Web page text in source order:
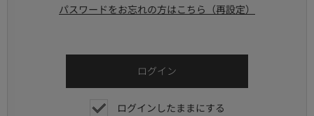
パスワードをお忘れの方はこちら（再設定）
ログインしたままにする